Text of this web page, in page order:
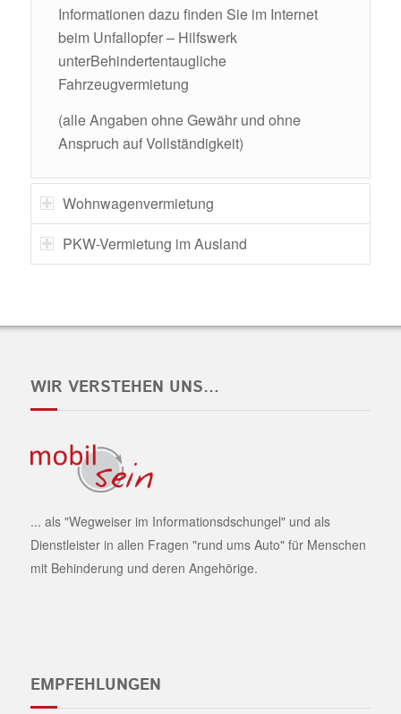
Informationen dazu finden Sie im Internet
beim Unfallopfer – Hilfswerk
unterBehindertentaugliche
Fahrzeugvermietung
(alle Angaben ohne Gewähr und ohne
Anspruch auf Vollständigkeit)
Wohnwagenvermietung
PKW-Vermietung im Ausland
WIR VERSTEHEN UNS…
... als "Wegweiser im Informationsdschungel" und als
Dienstleister in allen Fragen "rund ums Auto" für Menschen
mit Behinderung und deren Angehörige.
EMPFEHLUNGEN